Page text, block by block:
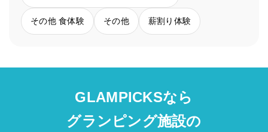
その他 食体験 その他 薪割り体験
GLAMPICKSなら
グランピング施設の